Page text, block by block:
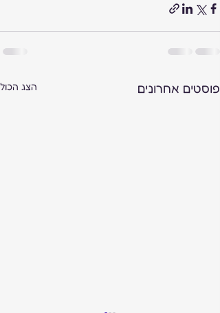
פוסטים אחרונים הצג הכול